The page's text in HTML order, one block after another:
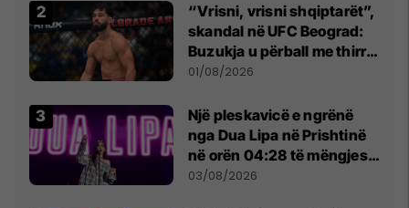
“Vrisni, vrisni shqiptarët”,
skandal në UFC Beograd:
Buzukja u përball me thirrje
anti-shqiptare nga
01/08/2026
Një pleskavicë e ngrënë
nga Dua Lipa në Prishtinë
në orën 04:28 të mëngjesit
- dhe bota digjitale serbe
03/08/2026